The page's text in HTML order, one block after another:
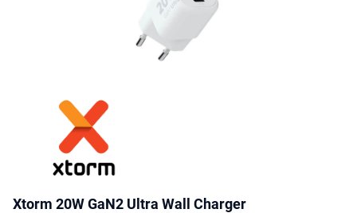
Xtorm 20W GaN2 Ultra Wall Charger